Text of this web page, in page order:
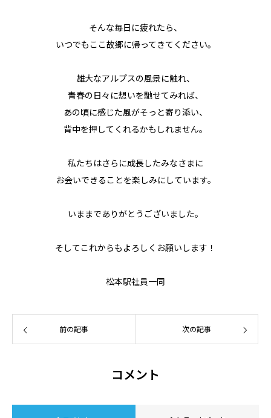
そんな毎日に疲れたら、
いつでもここ故郷に帰ってきてください。
雄大なアルプスの風景に触れ、
青春の日々に想いを馳せてみれば、
あの頃に感じた風がそっと寄り添い、
背中を押してくれるかもしれません。
私たちはさらに成長したみなさまに
お会いできることを楽しみにしています。
いままでありがとうございました。
そしてこれからもよろしくお願いします！
松本駅社員一同
前の記事 次の記事
コメント